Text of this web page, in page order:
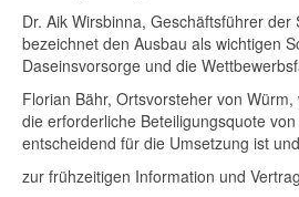
Dr. Aik Wirsbinna, Geschäftsführer der
bezeichnet den Ausbau als wichtigen
Daseinsvorsorge und die
Florian Bähr, Ortsvorsteher von
die erforderliche Beteiligungsquote
entscheidend für die Umsetzung ist
zur frühzeitigen Information und